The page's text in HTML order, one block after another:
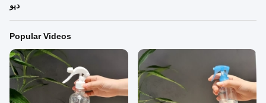
ديو
Popular Videos